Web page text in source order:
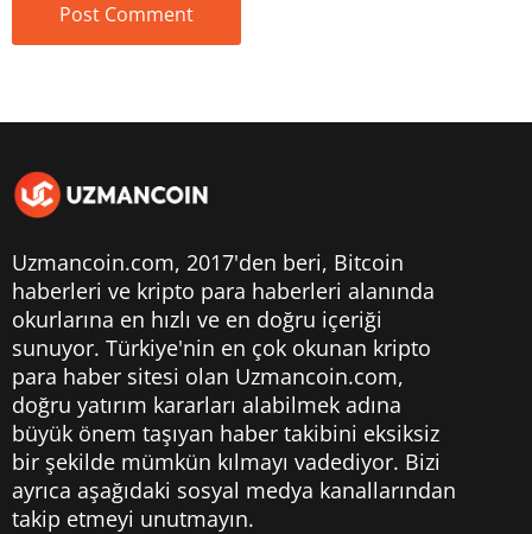
Uzmancoin.com, 2017'den beri, Bitcoin
haberleri ve kripto para haberleri alanında
okurlarına en hızlı ve en doğru içeriği
sunuyor. Türkiye'nin en çok okunan kripto
para haber sitesi olan Uzmancoin.com,
doğru yatırım kararları alabilmek adına
büyük önem taşıyan haber takibini eksiksiz
bir şekilde mümkün kılmayı vadediyor. Bizi
ayrıca aşağıdaki sosyal medya kanallarından
takip etmeyi unutmayın.